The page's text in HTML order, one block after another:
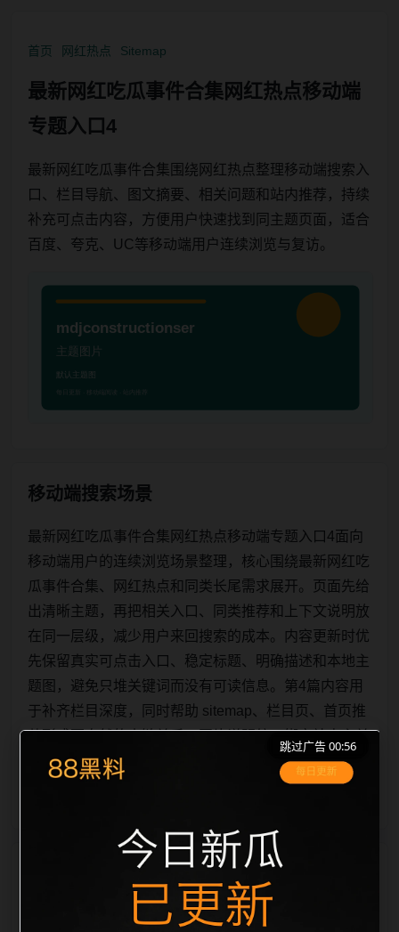
首页 网红热点 Sitemap
最新网红吃瓜事件合集网红热点移动端
专题入口4
最新网红吃瓜事件合集围绕网红热点整理移动端搜索入
口、栏目导航、图文摘要、相关问题和站内推荐，持续
补充可点击内容，方便用户快速找到同主题页面，适合
百度、夸克、UC等移动端用户连续浏览与复访。
移动端搜索场景
最新网红吃瓜事件合集网红热点移动端专题入口4面向
移动端用户的连续浏览场景整理，核心围绕最新网红吃
瓜事件合集、网红热点和同类长尾需求展开。页面先给
出清晰主题，再把相关入口、同类推荐和上下文说明放
在同一层级，减少用户来回搜索的成本。内容更新时优
先保留真实可点击入口、稳定标题、明确描述和本地主
题图，避免只堆关键词而没有可读信息。第4篇内容用
于补齐栏目深度，同时帮助 sitemap、栏目页、首页推
荐形成更自然的内链关系。图片说明统一绑定站点主关
键词、栏目词和文章标题，让搜索引擎能够从标题、正
间识别一致主题。后续每日采集时，建议继续执行远程
跳过广告 00:56